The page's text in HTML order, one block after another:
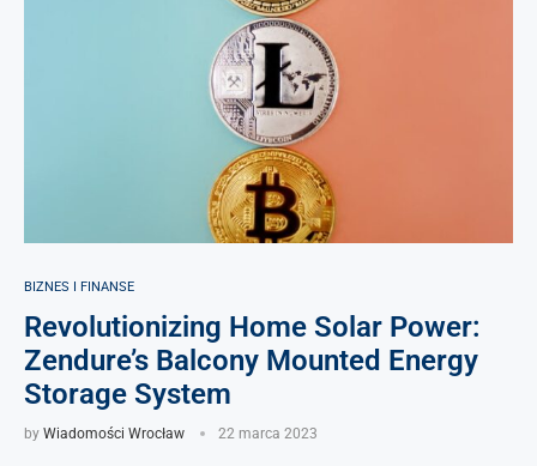
BIZNES I FINANSE
Revolutionizing Home Solar Power:
Zendure’s Balcony Mounted Energy
Storage System
by Wiadomości Wrocław 22 marca 2023